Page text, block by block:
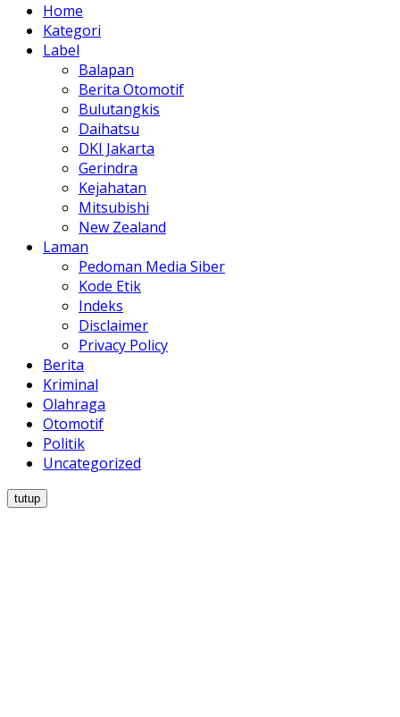
Home
Kategori
Label
Balapan
Berita Otomotif
Bulutangkis
Daihatsu
DKI Jakarta
Gerindra
Kejahatan
Mitsubishi
New Zealand
Laman
Pedoman Media Siber
Kode Etik
Indeks
Disclaimer
Privacy Policy
Berita
Kriminal
Olahraga
Otomotif
Politik
Uncategorized
tutup